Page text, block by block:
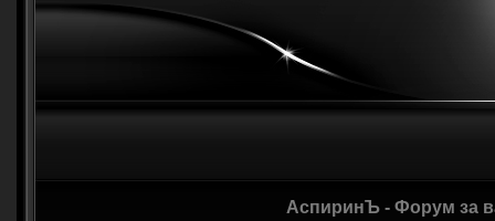
АспиринЪ - Форум за